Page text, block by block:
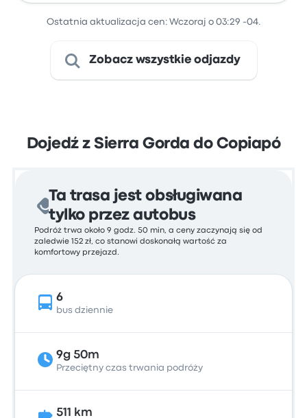
Ostatnia aktualizacja cen: Wczoraj o 03:29 -04.
Zobacz wszystkie odjazdy
Dojedź z Sierra Gorda do Copiapó
Ta trasa jest obsługiwana
tylko przez autobus
Podróż trwa około 9 godz. 50 min, a ceny zaczynają się od
zaledwie 152 zł, co stanowi doskonałą wartość za
komfortowy przejazd.
6
bus dziennie
9g 50m
Przeciętny czas trwania podróży
511 km